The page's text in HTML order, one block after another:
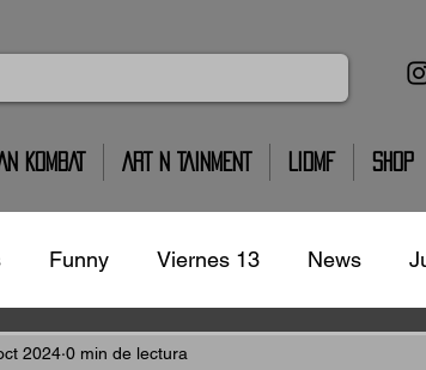
KOMBAT ART N TAINMENT LIDMF SHOP
Funny Viernes 13 News
Concursos
2024 0 min de lectura